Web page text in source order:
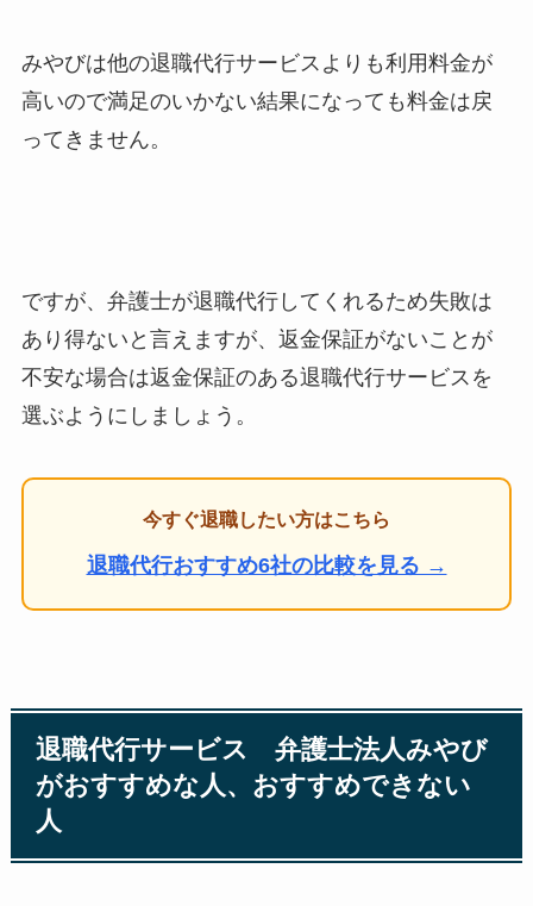
みやびは他の退職代行サービスよりも利用料金が
高いので満足のいかない結果になっても料金は戻
ってきません。
ですが、弁護士が退職代行してくれるため失敗は
あり得ないと言えますが、返金保証がないことが
不安な場合は返金保証のある退職代行サービスを
選ぶようにしましょう。
今すぐ退職したい方はこちら
退職代行おすすめ6社の比較を見る →
退職代行サービス 弁護士法人みやび
がおすすめな人、おすすめできない
人